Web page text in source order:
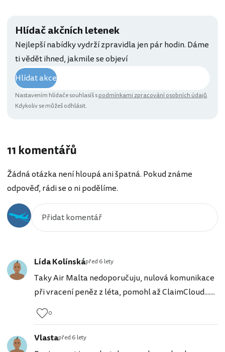
Hlídač akčních letenek
Nejlepší nabídky vydrží zpravidla jen pár hodin. Dáme
ti vědět ihned, jakmile se objeví
Hlídat akce
Nastavením hlídače souhlasíš spodmínkami zpracování osobních údajů.
Kdykoliv se můžeš odhlásit.
11 komentářů
Žádná otázka není hloupá ani špatná. Pokud známe
odpověď, rádi se o ni podělíme.
Lída Kolínskápřed 6 lety
Taky Air Malta nedoporučuju, nulová komunikace
při vracení peněz z léta, pomohl až ClaimCloud.......
0
Vlastapřed 6 lety